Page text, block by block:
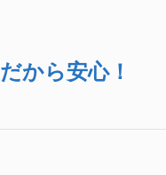
だから安心！